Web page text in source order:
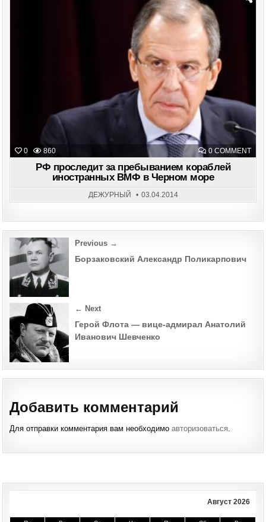
40
0 860 0 COMMENTON
РФ
ВМФ
РФ проследит за пребыванием кораблей
иностранных ВМФ в Черном море
ДЕЖУРНЫЙ 03.04.2014
Post
navigation
Previous →
Борзаковский Александр Поликарпович
← Next
Герой Флота — вице-адмирал Анатолий
Иванович Шевченко
Добавить комментарий
Для отправки комментария вам необходимоавторизоваться
Август 2026